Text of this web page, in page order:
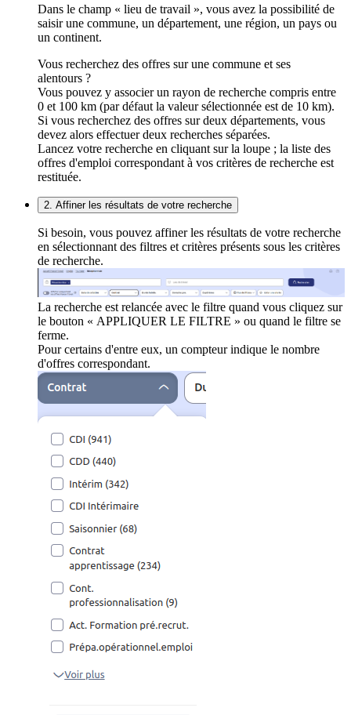
Dans le champ « lieu de travail », vous avez la possibilité de
saisir une commune, un département, une région, un pays ou
un continent.
Vous recherchez des offres sur une commune et ses
alentours ?
Vous pouvez y associer un rayon de recherche compris entre
0 et 100 km (par défaut la valeur sélectionnée est de 10 km).
Si vous recherchez des offres sur deux départements, vous
devez alors effectuer deux recherches séparées.
Lancez votre recherche en cliquant sur la loupe ; la liste des
offres d'emploi correspondant à vos critères de recherche est
restituée.
2. Affiner les résultats de votre recherche
Si besoin, vous pouvez affiner les résultats de votre recherche
en sélectionnant des filtres et critères présents sous les critères
de recherche.
La recherche est relancée avec le filtre quand vous cliquez sur
le bouton « APPLIQUER LE FILTRE » ou quand le filtre se
ferme.
Pour certains d'entre eux, un compteur indique le nombre
d'offres correspondant.